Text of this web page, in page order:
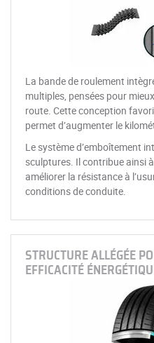
La bande de roulement
multiples, pensées pour
route. Cette conception
permet d’augmenter le
Le système d’emboîtement
sculptures. Il contribue ainsi
améliorer la résistance à
conditions de conduite.
STRUCTURE ALLÉGÉE
EFFICACITÉ